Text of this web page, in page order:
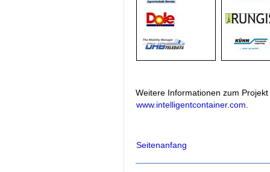
Weitere Informationen zum
www.intelligentcontainer.com.
Seitenanfang